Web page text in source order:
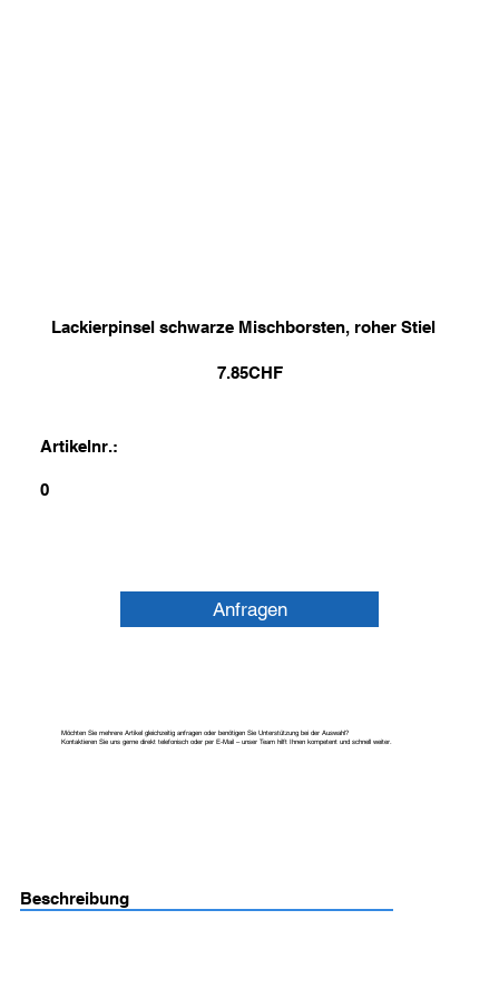
Lackierpinsel schwarze Mischborsten, roher Stiel
7.85CHF
Artikelnr.:
0
Anfragen
Möchten Sie mehrere Artikel gleichzeitig anfragen oder benötigen Sie Unterstützung bei der Auswahl?
Kontaktieren Sie uns gerne direkt telefonisch oder per E-Mail – unser Team hilft Ihnen kompetent und schnell weiter.
Beschreibung